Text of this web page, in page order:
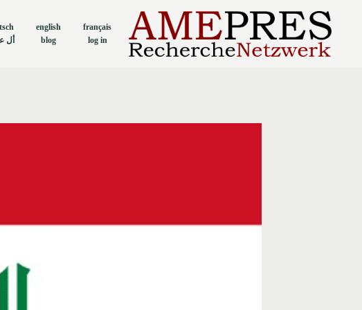
english
français
أل
blog log in